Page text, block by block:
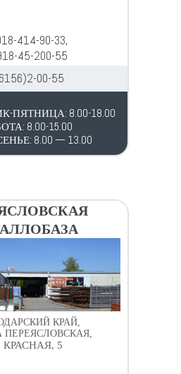
414-90-33,
45-200-55
00-55
ПЯТНИЦА: 8.00-18.00
8.00-15.00
8.00 — 13.00
КРАЙ,
ПЕРЕЯСЛОВСКАЯ,
КРАСНАЯ, 5